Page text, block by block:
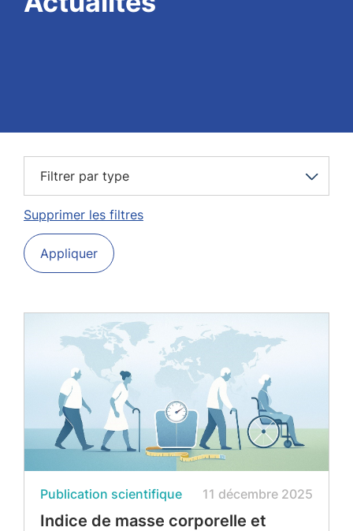
Filtrer par type
Supprimer les filtres
Appliquer
Publication scientifique 11 décembre 2025
Indice de masse corporelle et